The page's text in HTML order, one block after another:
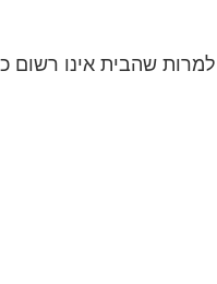
שהבית אינו רשום